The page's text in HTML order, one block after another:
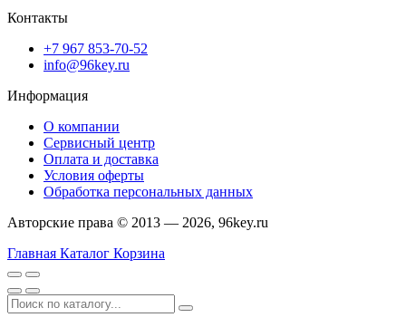
Контакты
+7 967 853-70-52
info@96key.ru
Информация
О компании
Сервисный центр
Оплата и доставка
Условия оферты
Обработка персональных данных
Авторские права © 2013 — 2026, 96key.ru
Главная Каталог Корзина